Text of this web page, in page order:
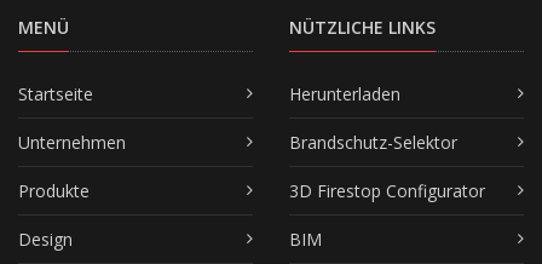
MENÜ
Startseite
Unternehmen
Produkte
Design
NÜTZLICHE LINKS
Herunterladen
Brandschutz-Selektor
3D Firestop Configurator
BIM